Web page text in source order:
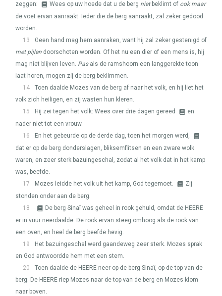
zeggen:
Wees op uw hoede dat u de berg nietbeklimt of ook maar
de voet ervan aanraakt. Ieder die de berg aanraakt, zal zeker gedood
worden.
13
Geen hand mag hem aanraken, want hij zal zeker gestenigd of
met pijlen doorschoten worden. Of het nu een dier of een mens is, hij
mag niet blijven leven. Pasals de ramshoorn een langgerekte toon
laat horen, mogen zíj de berg beklimmen.
14
Toen daalde Mozes van de berg af naar het volk, en hij liet het
volk zich heiligen, en zij wasten hun kleren.
15
Hij zei tegen het volk: Wees over drie dagen gereed
en
nader niet tot een vrouw.
16
En het gebeurde op de derde dag, toen het morgen werd,
dat er op de berg donderslagen, bliksemflitsen en een zware wolk
waren, en zeer sterk bazuingeschal, zodat al het volk dat in het kamp
was, beefde.
17
Mozes leidde het volk uit het kamp, God tegemoet.
Zij
stonden onder aan de berg.
18
De berg Sinaï was geheel in rook gehuld, omdat de HEERE
er in vuur neerdaalde. De rook ervan steeg omhoog als de rook van
een oven, en heel de berg beefde hevig.
19
Het bazuingeschal werd gaandeweg zeer sterk. Mozes sprak
en God antwoordde hem met een stem.
20
Toen daalde de HEERE neer op de berg Sinaï, op de top van de
berg. De HEERE riep Mozes naar de top van de berg en Mozes klom
naar boven.